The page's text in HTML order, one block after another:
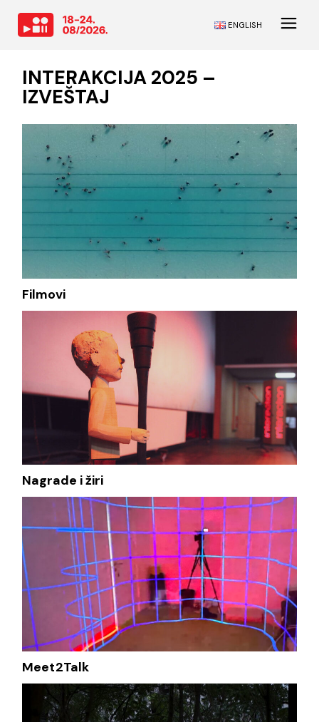
ENGLISH
INTERAKCIJA 2025 –
IZVEŠTAJ
Filmovi
Nagrade i žiri
Meet2Talk